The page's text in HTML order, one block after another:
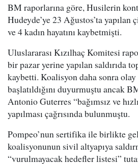
BM raporlarına göre, Husilerin
Hudeyde’ye 23 Ağustos’ta yapılan
ve 4 kadın hayatını kaybetmişti.
Uluslararası Kızılhaç Komitesi
bir pazar yerine yapılan saldırıda
kaybetti. Koalisyon daha sonra
başlatıldığını duyurmuştu ancak
Antonio Guterres “bağımsız ve
yapılması çağrısında bulunmuştu.
Pompeo’nun sertifika ile birlikte
koalisyonunun sivil altyapıya
“vurulmayacak hedefler listesi”